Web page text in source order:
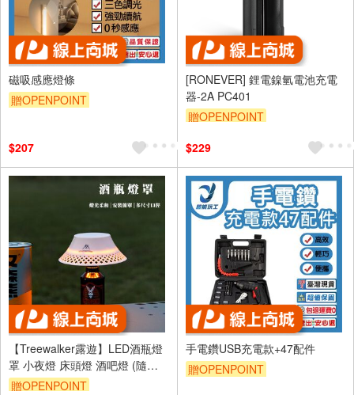
磁吸感應燈條
贈OPENPOINT
$207
[RONEVER] 鋰電鎳氫電池充電
器-2A PC401
贈OPENPOINT
$229
【Treewalker露遊】LED酒瓶燈
罩 小夜燈 床頭燈 酒吧燈 (隨機
出貨)
贈OPENPOINT
手電鑽USB充電款+47配件
贈OPENPOINT